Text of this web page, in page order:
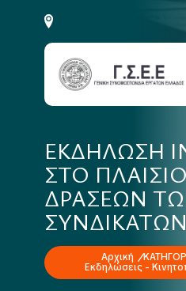
ΕΚΔΗΛΩΣΗ
ΣΤΟ
ΔΡΑΣΕΩΝ
Αρχική
Εκδηλώσεις -